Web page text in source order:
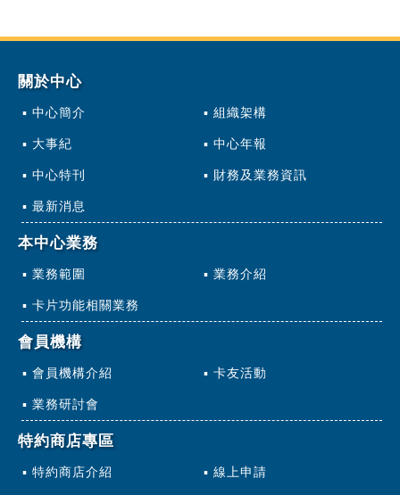
關於中心
中心簡介 組織架構
大事紀 中心年報
中心特刊 財務及業務資訊
最新消息
本中心業務
業務範圍 業務介紹
卡片功能相關業務
會員機構
會員機構介紹 卡友活動
業務研討會
特約商店專區
特約商店介紹 線上申請